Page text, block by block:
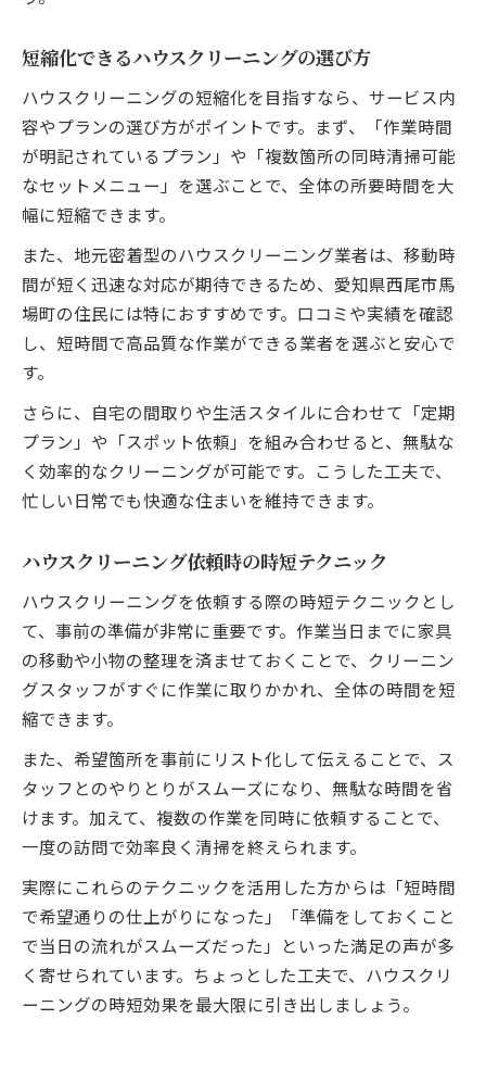
短縮化できるハウスクリーニングの選び方
ハウスクリーニングの短縮化を目指すなら、サービス内
容やプランの選び方がポイントです。まず、「作業時間
が明記されているプラン」や「複数箇所の同時清掃可能
なセットメニュー」を選ぶことで、全体の所要時間を大
幅に短縮できます。
また、地元密着型のハウスクリーニング業者は、移動時
間が短く迅速な対応が期待できるため、愛知県西尾市馬
場町の住民には特におすすめです。口コミや実績を確認
し、短時間で高品質な作業ができる業者を選ぶと安心で
す。
さらに、自宅の間取りや生活スタイルに合わせて「定期
プラン」や「スポット依頼」を組み合わせると、無駄な
く効率的なクリーニングが可能です。こうした工夫で、
忙しい日常でも快適な住まいを維持できます。
ハウスクリーニング依頼時の時短テクニック
ハウスクリーニングを依頼する際の時短テクニックとし
て、事前の準備が非常に重要です。作業当日までに家具
の移動や小物の整理を済ませておくことで、クリーニン
グスタッフがすぐに作業に取りかかれ、全体の時間を短
縮できます。
また、希望箇所を事前にリスト化して伝えることで、ス
タッフとのやりとりがスムーズになり、無駄な時間を省
けます。加えて、複数の作業を同時に依頼することで、
一度の訪問で効率良く清掃を終えられます。
実際にこれらのテクニックを活用した方からは「短時間
で希望通りの仕上がりになった」「準備をしておくこと
で当日の流れがスムーズだった」といった満足の声が多
く寄せられています。ちょっとした工夫で、ハウスクリ
ーニングの時短効果を最大限に引き出しましょう。